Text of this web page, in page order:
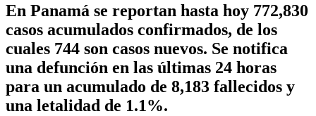
En Panamá se reportan hasta hoy 772,830
casos acumulados confirmados, de los
cuales 744 son casos nuevos. Se notifica
una defunción en las últimas 24 horas
para un acumulado de 8,183 fallecidos y
una letalidad de 1.1%.